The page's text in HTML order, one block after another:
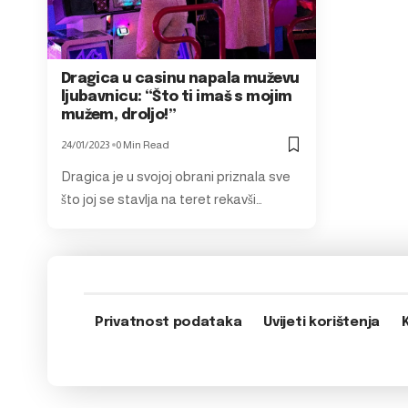
Dragica u casinu napala muževu
ljubavnicu: “Što ti imaš s mojim
mužem, droljo!”
24/01/2023 0 Min Read
Dragica je u svojoj obrani priznala sve
što joj se stavlja na teret rekavši…
Privatnost podataka Uvijeti korištenja